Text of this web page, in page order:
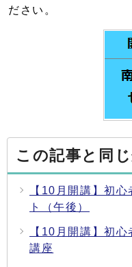
ださい。
この記事と同
【10月開講】初
ト（午後）
【10月開講】初
講座